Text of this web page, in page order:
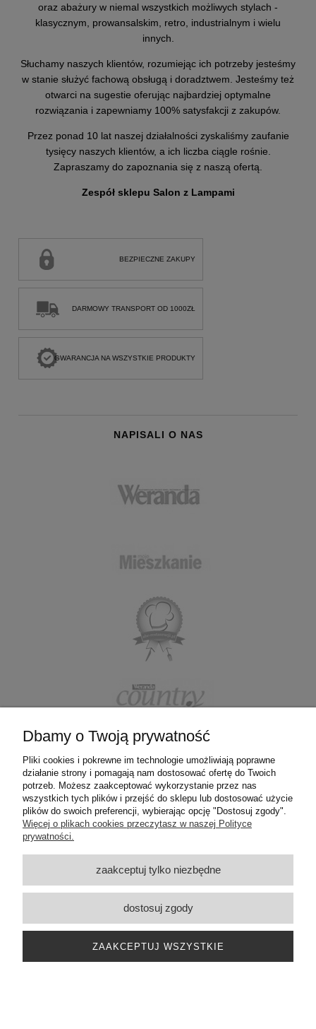
oraz abażury w niemal wszystkich możliwych stylach -
klasycznym, prowansalskim, retro, industrialnym i wielu
innych.
Słuchamy naszych klientów, rozumiejąc ich potrzeby jesteśmy
w stanie służyć fachową obsługą i doradztwem. Jesteśmy też
otwarci na sugestie oferując najbardziej optymalne
rozwiązania i zapewniamy 100% satysfakcji z zakupów.
Przez ponad 10 lat naszej działalności zyskaliśmy zaufanie
tysięcy naszych klientów, a ich liczba ciągle rośnie.
Zapraszamy do zapoznania się z naszą ofertą.
Zespół sklepu Salon z Lampami
BEZPIECZNE ZAKUPY
DARMOWY TRANSPORT OD 1000ZŁ
GWARANCJA NA WSZYSTKIE PRODUKTY
NAPISALI O NAS
ZAKUPY
POMOC
KONTAKT
609 484 395
Dbamy o Twoją prywatność
Pliki cookies i pokrewne im technologie umożliwiają poprawne
działanie strony i pomagają nam dostosować ofertę do Twoich
potrzeb. Możesz zaakceptować wykorzystanie przez nas
wszystkich tych plików i przejść do sklepu lub dostosować użycie
plików do swoich preferencji, wybierając opcję "Dostosuj zgody".
Więcej o plikach cookies przeczytasz w naszej Polityce
prywatności.
zaakceptuj tylko niezbędne
dostosuj zgody
ZAAKCEPTUJ WSZYSTKIE